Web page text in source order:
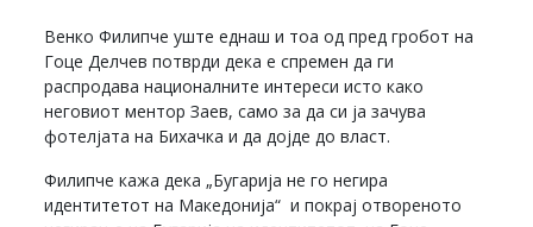
Венко Филипче уште еднаш и тоа од пред гробот на
Гоце Делчев потврди дека е спремен да ги
распродава националните интереси исто како
неговиот ментор Заев, само за да си ја зачува
фотелјата на Бихачка и да дојде до власт.
Филипче кажа дека „Бугарија не го негира
идентитетот на Македонија“ и покрај отвореното